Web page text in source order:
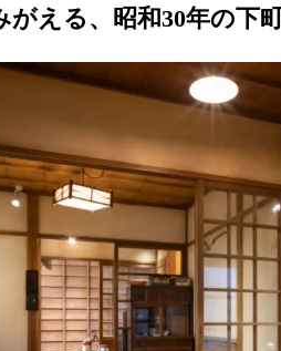
がえる、昭和30年の下